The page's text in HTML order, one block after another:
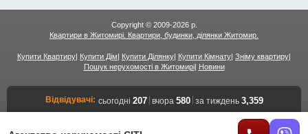
Copyright © 2009-2026 р.
Квартири в Житомирі. Квартири, будинки, ділянки Житомир.
Купити Квартиру| Купити Дім| Купити Ділянку| Купити Кімнату| Зніму квартиру|
Пошук нерухомості в Житомирі| Новини
Відвідувачі: сьогодні 207 вчора 580 за тиждень 3,359
за тиждень11,573
Переглядів об'єктів: